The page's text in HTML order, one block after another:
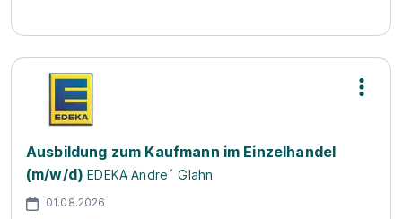
Ausbildung zum Kaufmann im Einzelhandel
(m/w/d) EDEKA Andre´ Glahn
01.08.2026